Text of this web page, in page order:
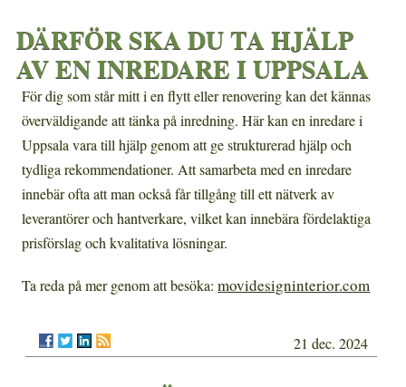
DÄRFÖR SKA DU TA HJÄLP
AV EN INREDARE I UPPSALA
För dig som står mitt i en flytt eller renovering kan det kännas
överväldigande att tänka på inredning. Här kan en inredare i
Uppsala vara till hjälp genom att ge strukturerad hjälp och
tydliga rekommendationer. Att samarbeta med en inredare
innebär ofta att man också får tillgång till ett nätverk av
leverantörer och hantverkare, vilket kan innebära fördelaktiga
prisförslag och kvalitativa lösningar.
Ta reda på mer genom att besöka:movidesigninterior.com
21 dec. 2024